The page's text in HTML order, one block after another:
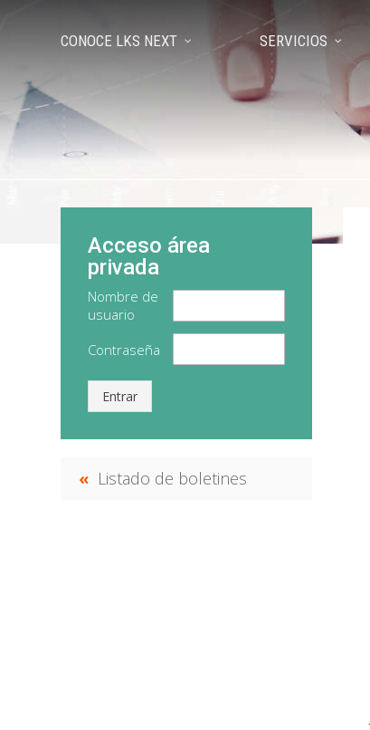
CONOCE LKS NEXT SERVICIOS
Acceso área
privada
Nombre de
usuario
Contraseña
Entrar
Listado de boletines